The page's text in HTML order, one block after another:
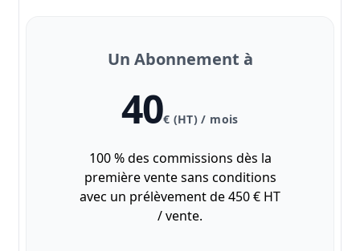
Un Abonnement à
40€ (HT) / mois
100 % des commissions dès la
première vente sans conditions
avec un prélèvement de 450 € HT
/ vente.